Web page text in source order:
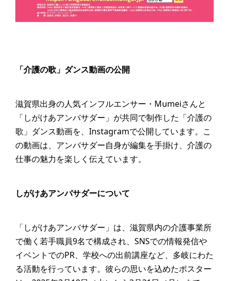
「介護の歌」ダンス動画の公開
滋賀県出身の人気インフルエンサー・Mumeiさんと
「しがけあアンバサダー」が共同で制作した「介護の
歌」ダンス動画を、Instagramで公開しています。こ
の動画は、アンバサダー自身が編集を手掛け、介護の
仕事の魅力を楽しく伝えています。
しがけあアンバサダーについて
「しがけあアンバサダー」は、滋賀県内の介護事業所
で働く若手職員9名で構成され、SNSでの情報発信や
イベントでのPR、学校への出前講座など、多岐にわた
る活動を行っています。彼らの思いを込めたポスター